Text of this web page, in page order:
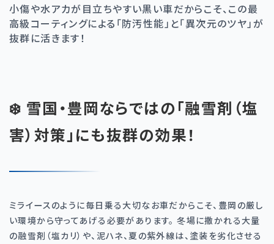
小傷や水アカが目立ちやすい黒い車だからこそ、この最
高級コーティングによる「防汚性能」と「異次元のツヤ」が
抜群に活きます！
❄️ 雪国・豊岡ならではの「融雪剤（塩
害）対策」にも抜群の効果！
ミライースのように毎日乗る大切なお車だからこそ、豊岡の厳し
い環境から守ってあげる必要があります。 冬場に撒かれる大量
の融雪剤（塩カリ）や、泥ハネ、夏の紫外線は、塗装を劣化させる